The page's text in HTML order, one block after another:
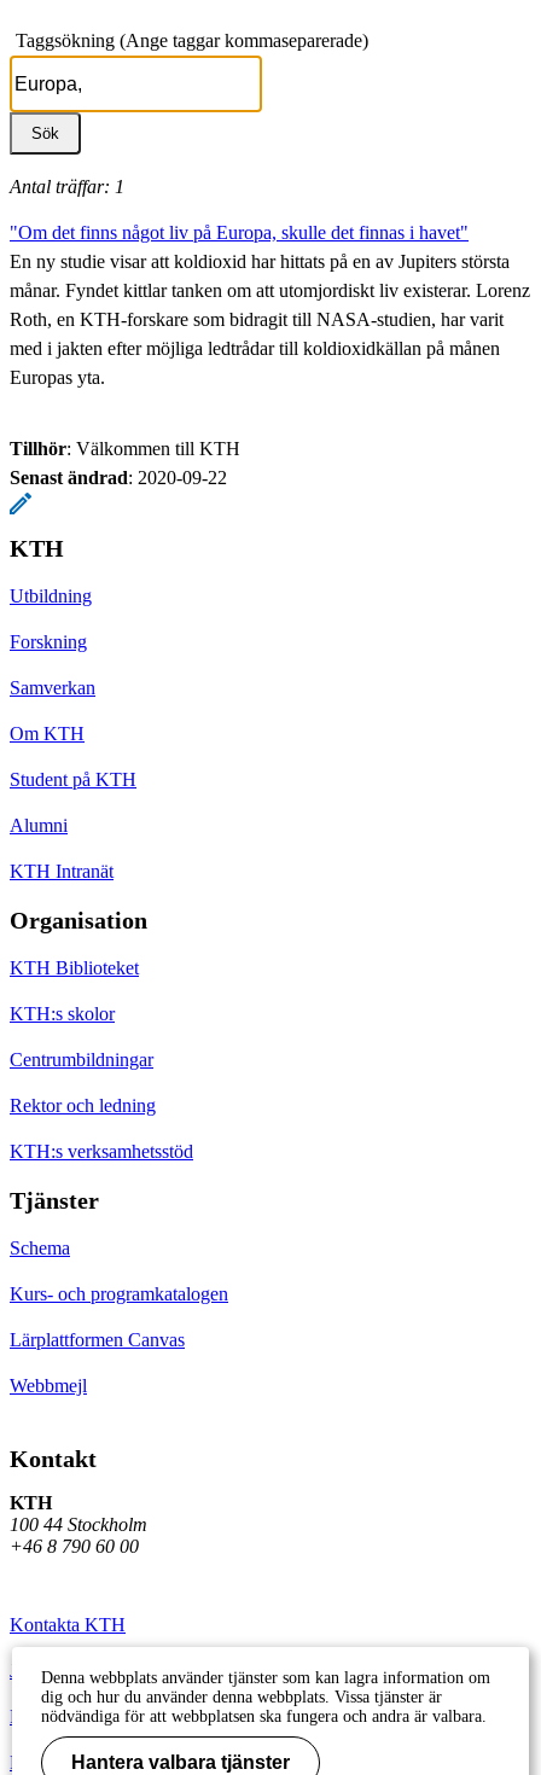
Taggsökning (Ange taggar kommaseparerade)
Antal träffar: 1
"Om det finns något liv på Europa, skulle det finnas i havet"
En ny studie visar att koldioxid har hittats på en av Jupiters största
månar. Fyndet kittlar tanken om att utomjordiskt liv existerar. Lorenz
Roth, en KTH-forskare som bidragit till NASA-studien, har varit
med i jakten efter möjliga ledtrådar till koldioxidkällan på månen
Europas yta.
Tillhör: Välkommen till KTH
Senast ändrad: 2020-09-22
KTH
Utbildning
Forskning
Samverkan
Om KTH
Student på KTH
Alumni
KTH Intranät
Organisation
KTH Biblioteket
KTH:s skolor
Centrumbildningar
Rektor och ledning
KTH:s verksamhetsstöd
Tjänster
Schema
Kurs- och programkatalogen
Lärplattformen Canvas
Webbmejl
Kontakt
KTH
100 44 Stockholm
+46 8 790 60 00
Kontakta KTH
Jobba på KTH
Press och media
Faktura och betalning KTH
Denna webbplats använder tjänster som kan lagra information om
dig och hur du använder denna webbplats. Vissa tjänster är
nödvändiga för att webbplatsen ska fungera och andra är valbara.
Hantera valbara tjänster